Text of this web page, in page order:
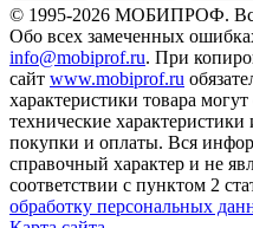
© 1995-2026 МОБИПРОФ.
Обо всех замеченных
info@mobiprof.ru. При
сайт www.mobiprof.ru
характеристики товара
технические
покупки и оплаты. Вся
справочный характер и не
соответствии с пунктом 2
обработку персональных